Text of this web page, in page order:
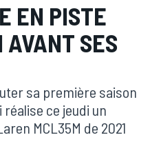
EN PISTE
AVANT SES
sa première saison
réalise ce jeudi un
MCL35M de 2021